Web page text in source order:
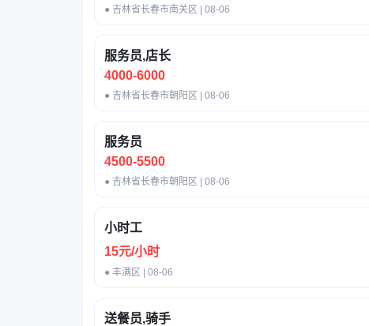
● 吉林省长春市南关区 | 08-06
服务员,店长
4000-6000
● 吉林省长春市朝阳区 | 08-06
服务员
4500-5500
● 吉林省长春市朝阳区 | 08-06
小时工
15元/小时
● 丰满区 | 08-06
送餐员,骑手